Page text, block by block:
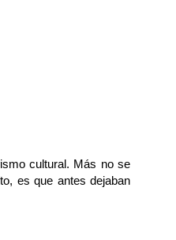
cultural. Más no se
es que antes dejaban